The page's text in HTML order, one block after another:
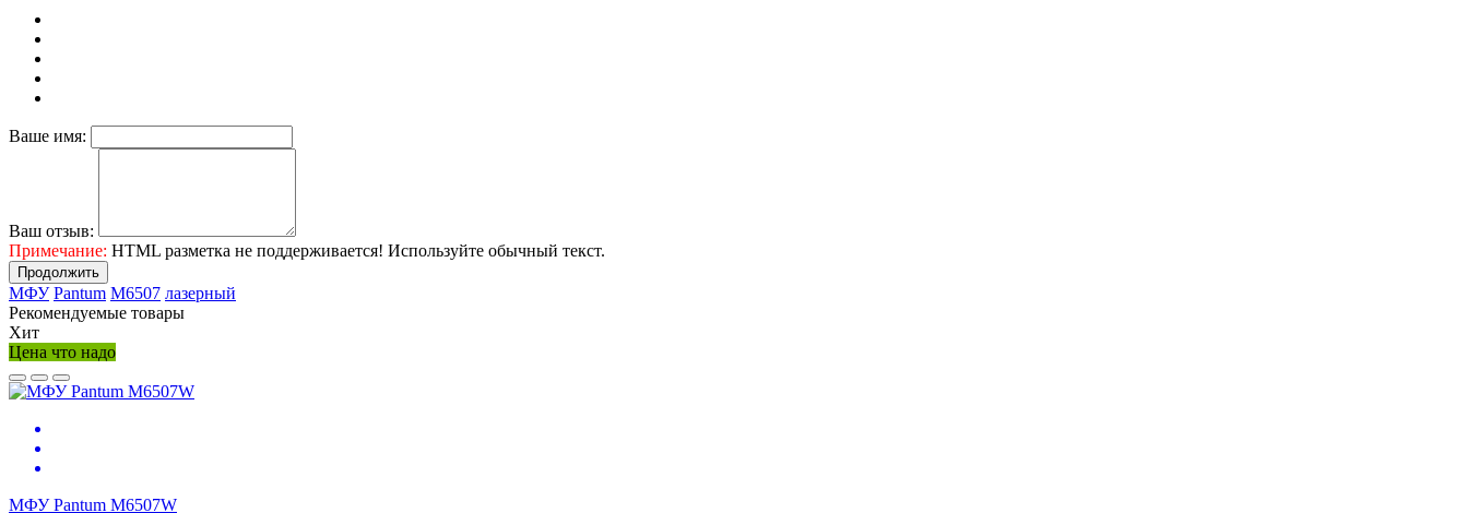
Ваше имя:
Ваш отзыв:
Примечание: HTML разметка не поддерживается! Используйте обычный текст.
Продолжить
МФУ Pantum M6507 лазерный
Рекомендуемые товары
Хит
Цена что надо
МФУ Pantum M6507W